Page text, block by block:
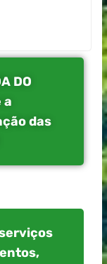
DO
a
das